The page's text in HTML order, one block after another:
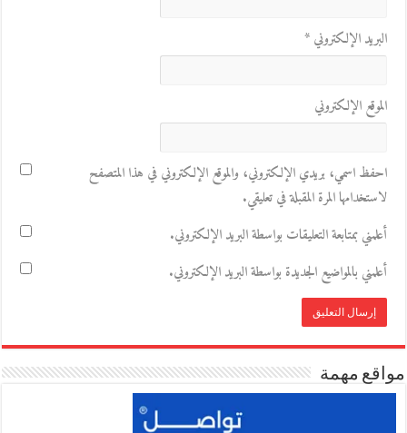
البريد الإلكتروني*
الموقع الإلكتروني
احفظ اسمي، بريدي الإلكتروني، والموقع الإلكتروني في هذا المتصفح
لاستخدامها المرة المقبلة في تعليقي.
أعلمني بمتابعة التعليقات بواسطة البريد الإلكتروني.
أعلمني بالمواضيع الجديدة بواسطة البريد الإلكتروني.
مواقع مهمة